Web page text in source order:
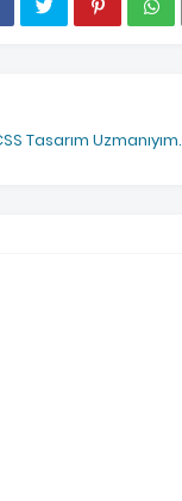
Tasarım Uzmanıyım.